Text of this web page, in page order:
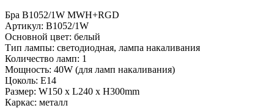
Бра B1052/1W MWH+RGD
Артикул: B1052/1W
Основной цвет: белый
Тип лампы: светодиодная, лампа накаливания
Количество ламп: 1
Мощность: 40W (для ламп накаливания)
Цоколь: Е14
Размер: W150 x L240 x H300mm
Каркас: металл